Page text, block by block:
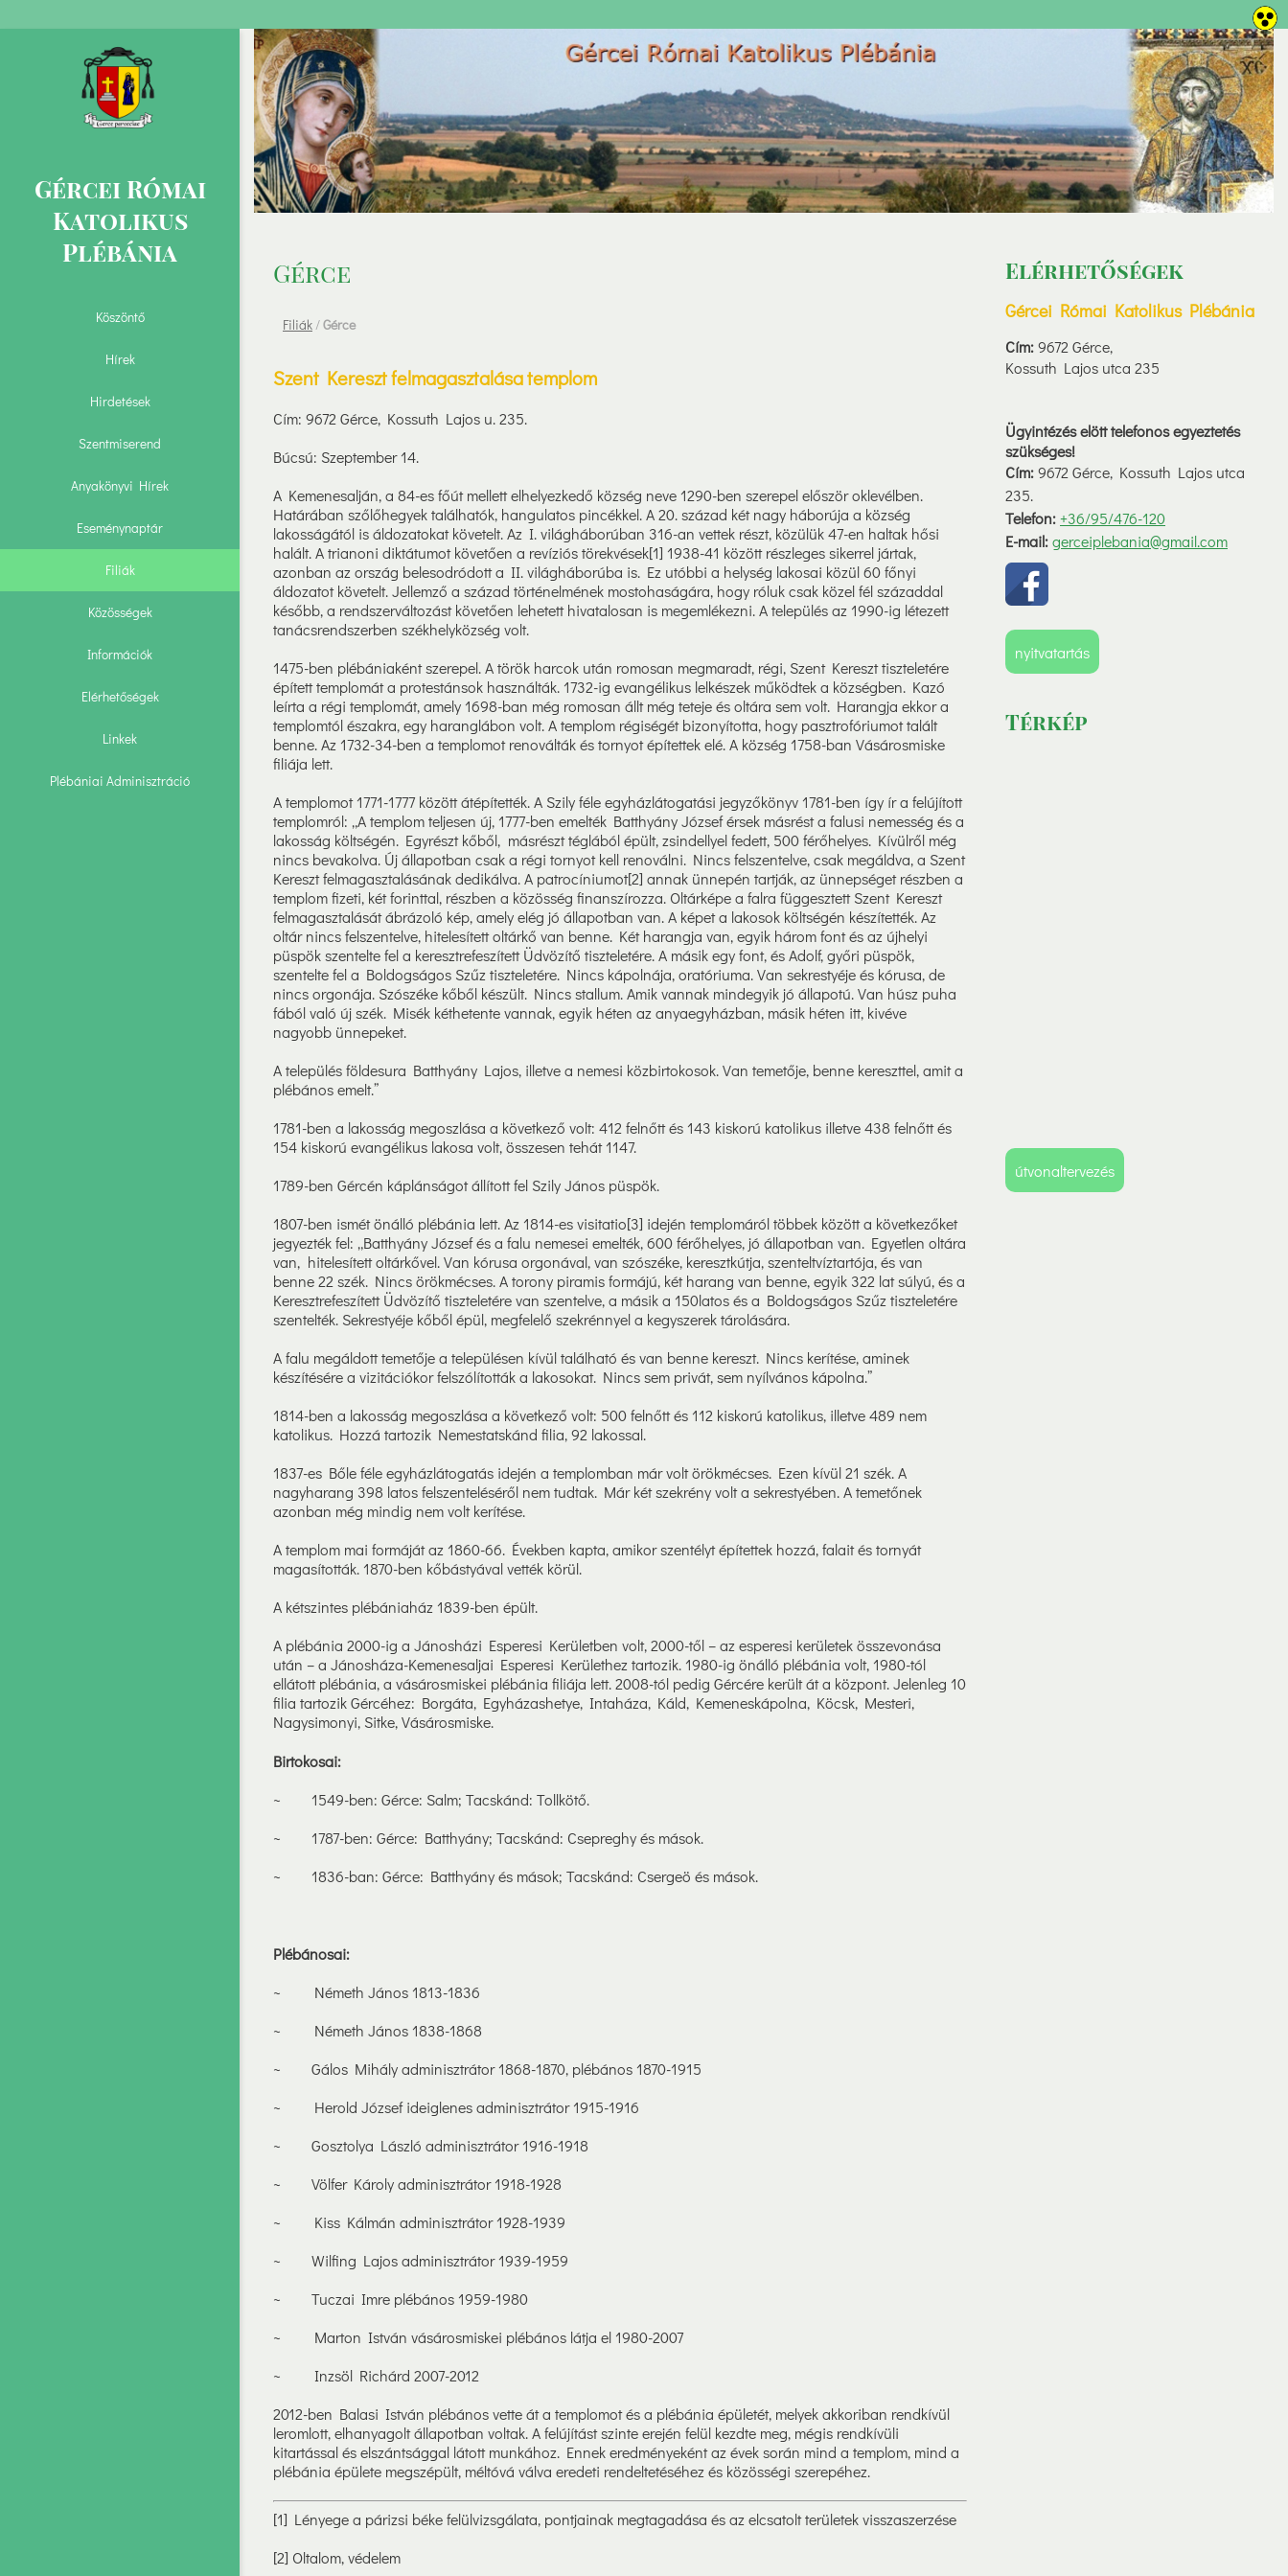
Gércei Római
Katolikus
Plébánia
Köszöntő
Hírek
Hirdetések
Szentmiserend
Anyakönyvi Hírek
Eseménynaptár
Filiák
Közösségek
Információk
Elérhetőségek
Linkek
Plébániai Adminisztráció
Elérhetőségek
Gércei Római Katolikus Plébánia
Cím:9672 Gérce,
Kossuth Lajos utca 235
Ügyintézés elött telefonos egyeztetés
szükséges!
Cím:9672 Gérce, Kossuth Lajos utca
235.
Telefon:+36/95/476-120
E-mail:gerceiplebania@gmail.com
nyitvatartás
Térkép
útvonaltervezés
Gérce
Filiák/Gérce
Szent Kereszt felmagasztalása templom
Cím: 9672 Gérce, Kossuth Lajos u. 235.
Búcsú: Szeptember 14.
A Kemenesalján, a 84-es főút mellett elhelyezkedő község neve 1290-ben szerepel először oklevélben.
Határában szőlőhegyek találhatók, hangulatos pincékkel. A 20. század két nagy háborúja a község
lakosságától is áldozatokat követelt. Az I. világháborúban 316-an vettek részt, közülük 47-en haltak hősi
halált. A trianoni diktátumot követően a revíziós törekvések[1] 1938-41 között részleges sikerrel jártak,
azonban az ország belesodródott a II. világháborúba is. Ez utóbbi a helység lakosai közül 60 főnyi
áldozatot követelt. Jellemző a század történelmének mostohaságára, hogy róluk csak közel fél századdal
később, a rendszerváltozást követően lehetett hivatalosan is megemlékezni. A település az 1990-ig létezett
tanácsrendszerben székhelyközség volt.
1475-ben plébániaként szerepel. A török harcok után romosan megmaradt, régi, Szent Kereszt tiszteletére
épített templomát a protestánsok használták. 1732-ig evangélikus lelkészek működtek a községben. Kazó
leírta a régi templomát, amely 1698-ban még romosan állt még teteje és oltára sem volt. Harangja ekkor a
templomtól északra, egy haranglábon volt. A templom régiségét bizonyította, hogy pasztrofóriumot talált
benne. Az 1732-34-ben a templomot renoválták és tornyot építettek elé. A község 1758-ban Vásárosmiske
filiája lett.
A templomot 1771-1777 között átépítették. A Szily féle egyházlátogatási jegyzőkönyv 1781-ben így ír a felújított
templomról: „A templom teljesen új, 1777-ben emelték Batthyány József érsek másrést a falusi nemesség és a
lakosság költségén. Egyrészt kőből, másrészt téglából épült, zsindellyel fedett, 500 férőhelyes. Kívülről még
nincs bevakolva. Új állapotban csak a régi tornyot kell renoválni. Nincs felszentelve, csak megáldva, a Szent
Kereszt felmagasztalásának dedikálva. A patrocíniumot[2] annak ünnepén tartják, az ünnepséget részben a
templom fizeti, két forinttal, részben a közösség finanszírozza. Oltárképe a falra függesztett Szent Kereszt
felmagasztalását ábrázoló kép, amely elég jó állapotban van. A képet a lakosok költségén készítették. Az
oltár nincs felszentelve, hitelesített oltárkő van benne. Két harangja van, egyik három font és az újhelyi
püspök szentelte fel a keresztrefeszített Üdvözítő tiszteletére. A másik egy font, és Adolf, győri püspök,
szentelte fel a Boldogságos Szűz tiszteletére. Nincs kápolnája, oratóriuma. Van sekrestyéje és kórusa, de
nincs orgonája. Szószéke kőből készült. Nincs stallum. Amik vannak mindegyik jó állapotú. Van húsz puha
fából való új szék. Misék kéthetente vannak, egyik héten az anyaegyházban, másik héten itt, kivéve
nagyobb ünnepeket.
A település földesura Batthyány Lajos, illetve a nemesi közbirtokosok. Van temetője, benne kereszttel, amit a
plébános emelt.”
1781-ben a lakosság megoszlása a következő volt: 412 felnőtt és 143 kiskorú katolikus illetve 438 felnőtt és
154 kiskorú evangélikus lakosa volt, összesen tehát 1147.
1789-ben Gércén káplánságot állított fel Szily János püspök.
1807-ben ismét önálló plébánia lett. Az 1814-es visitatio[3] idején templomáról többek között a következőket
jegyezték fel: „Batthyány József és a falu nemesei emelték, 600 férőhelyes, jó állapotban van. Egyetlen oltára
van, hitelesített oltárkővel. Van kórusa orgonával, van szószéke, keresztkútja, szenteltvíztartója, és van
benne 22 szék. Nincs örökmécses. A torony piramis formájú, két harang van benne, egyik 322 lat súlyú, és a
Keresztrefeszített Üdvözítő tiszteletére van szentelve, a másik a 150latos és a Boldogságos Szűz tiszteletére
szentelték. Sekrestyéje kőből épül, megfelelő szekrénnyel a kegyszerek tárolására.
A falu megáldott temetője a településen kívül található és van benne kereszt. Nincs kerítése, aminek
készítésére a vizitációkor felszólították a lakosokat. Nincs sem privát, sem nyílvános kápolna.”
1814-ben a lakosság megoszlása a következő volt: 500 felnőtt és 112 kiskorú katolikus, illetve 489 nem
katolikus. Hozzá tartozik Nemestatskánd filia, 92 lakossal.
1837-es Bőle féle egyházlátogatás idején a templomban már volt örökmécses. Ezen kívül 21 szék. A
nagyharang 398 latos felszenteléséről nem tudtak. Már két szekrény volt a sekrestyében. A temetőnek
azonban még mindig nem volt kerítése.
A templom mai formáját az 1860-66. Években kapta, amikor szentélyt építettek hozzá, falait és tornyát
magasították. 1870-ben kőbástyával vették körül.
A kétszintes plébániaház 1839-ben épült.
A plébánia 2000-ig a Jánosházi Esperesi Kerületben volt, 2000-től – az esperesi kerületek összevonása
után – a Jánosháza-Kemenesaljai Esperesi Kerülethez tartozik. 1980-ig önálló plébánia volt, 1980-tól
ellátott plébánia, a vásárosmiskei plébánia filiája lett. 2008-tól pedig Gércére került át a központ. Jelenleg 10
filia tartozik Gércéhez: Borgáta, Egyházashetye, Intaháza, Káld, Kemeneskápolna, Köcsk, Mesteri,
Nagysimonyi, Sitke, Vásárosmiske.
Birtokosai:
~ 1549-ben: Gérce: Salm; Tacskánd: Tollkötő.
~ 1787-ben: Gérce: Batthyány; Tacskánd: Csepreghy és mások.
~ 1836-ban: Gérce: Batthyány és mások; Tacskánd: Csergeö és mások.
Plébánosai:
~ Németh János 1813-1836
~ Németh János 1838-1868
~ Gálos Mihály adminisztrátor 1868-1870, plébános 1870-1915
~ Herold József ideiglenes adminisztrátor 1915-1916
~ Gosztolya László adminisztrátor 1916-1918
~ Völfer Károly adminisztrátor 1918-1928
~ Kiss Kálmán adminisztrátor 1928-1939
~ Wilfing Lajos adminisztrátor 1939-1959
~ Tuczai Imre plébános 1959-1980
~ Marton István vásárosmiskei plébános látja el 1980-2007
~ Inzsöl Richárd 2007-2012
2012-ben Balasi István plébános vette át a templomot és a plébánia épületét, melyek akkoriban rendkívül
leromlott, elhanyagolt állapotban voltak. A felújítást szinte erején felül kezdte meg, mégis rendkívüli
kitartással és elszántsággal látott munkához. Ennek eredményeként az évek során mind a templom, mind a
plébánia épülete megszépült, méltóvá válva eredeti rendeltetéséhez és közösségi szerepéhez.
[1] Lényege a párizsi béke felülvizsgálata, pontjainak megtagadása és az elcsatolt területek visszaszerzése
[2] Oltalom, védelem